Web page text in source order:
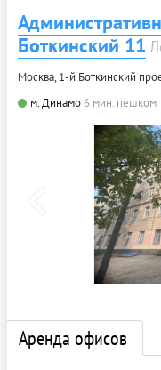
Боткинский 11
Москва, 1-й Боткинский
м. Динамо 6 мин. пешком
Аренда офисов